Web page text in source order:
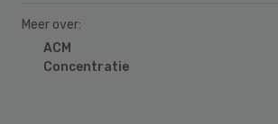
Meer over:
ACM
Concentratie